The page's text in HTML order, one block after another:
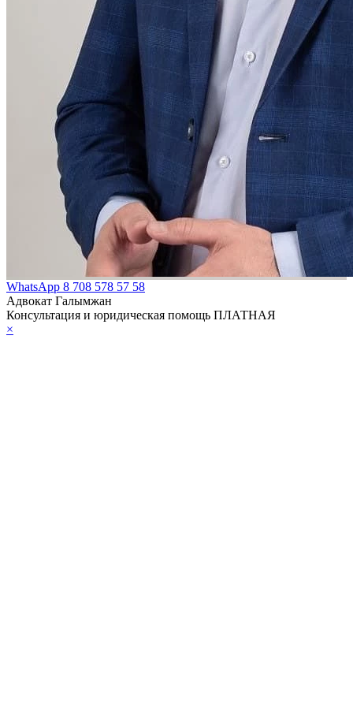
WhatsApp 8 708 578 57 58
Адвокат Галымжан
Консультация и юридическая помощь ПЛАТНАЯ
×